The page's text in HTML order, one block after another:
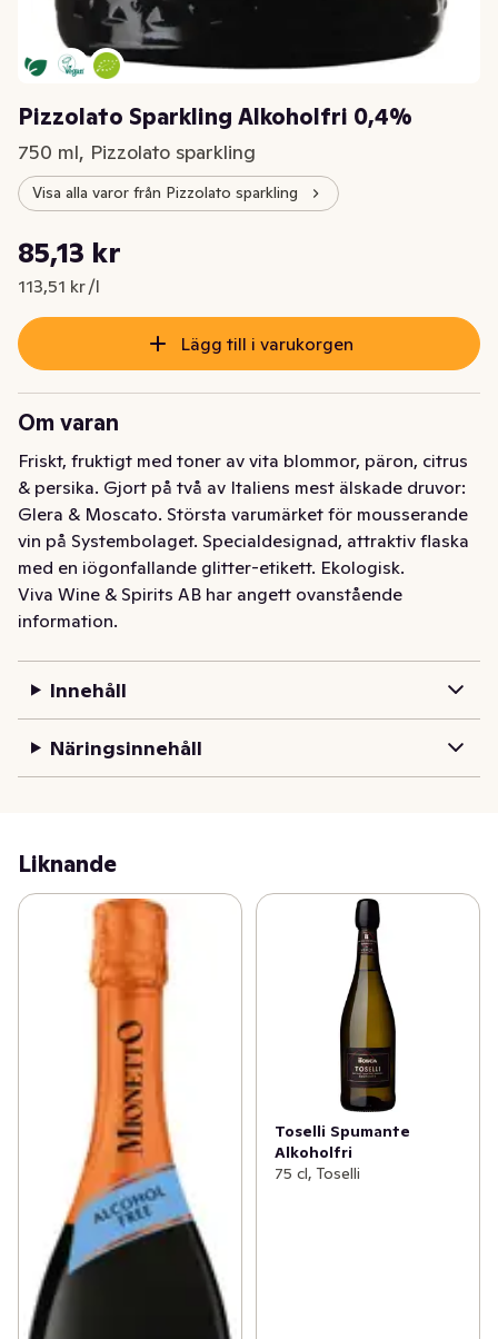
Pizzolato Sparkling Alkoholfri 0,4%
750 ml, Pizzolato sparkling
Visa alla varor från Pizzolato sparkling
Nuvarande pris är: 85,13 kr
85,13 kr
113,51 kr /l
Styckpris: 113,51 kr /l
Lägg till i varukorgen
Om varan
Friskt, fruktigt med toner av vita blommor, päron, citrus
& persika. Gjort på två av Italiens mest älskade druvor:
Glera & Moscato. Största varumärket för mousserande
vin på Systembolaget. Specialdesignad, attraktiv flaska
med en iögonfallande glitter-etikett. Ekologisk.
Viva Wine & Spirits AB har angett ovanstående
information.
Innehåll
Näringsinnehåll
Liknande
Toselli Spumante
Alkoholfri
75 cl, Toselli